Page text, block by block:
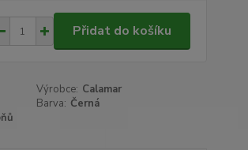
Přidat do košíku
Výrobce: Calamar
Barva: Černá